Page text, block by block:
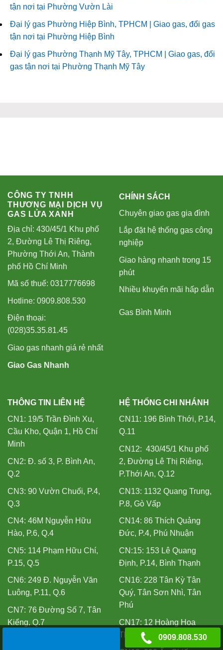
tận nơi tại Phường Vườn Lài
Đại lý gas Phường Hiệp Bình, TPHCM | Giao gas, đổi gas
tận nơi tại Phường Hiệp Bình
Đại lý gas Phường Thạnh Mỹ Tây, TPHCM | Giao gas, đổi
gas tận nơi tại Phường Thạnh Mỹ Tây
CÔNG TY TNHH
THƯƠNG MẠI DỊCH VỤ
GAS LỬA XANH
Địa chỉ: 430/45/1 Khu phố
2, Đường Lê Thị Riêng,
Phường Thới An, Thành
phố Hồ Chí Minh
Mã số thuế: 0317776698
Hotline: 0909.808.530
Điện thoại:
(028)35.35.81.45
Giao gas nhanh giá rẻ nhất
Giao Gas Nhanh
CHÍNH SÁCH
Chuyên giao gas gia đình
Lắp đặt hệ thống gas công
nghiệp
Giao hàng nhanh trong 15
phút
Nhiều khuyến mãi hấp dẫn
Gas Bình Minh
THÔNG TIN LIÊN HỆ
CN1: 19/5 Trần Đình Xu,
Cầu Kho, Quận 1, Hồ Chí
Minh
CN2: Đ. số 3, P. Bình An,
Q.2
CN3: 90 Vườn Chuối, P.4,
Q.3
CN4: 46M Nguyễn Hữu
Hào, P.6, Q.4
CN5: 114 Phạm Hữu Chí,
P.15, Q.5
CN6: 249 Đ. Nguyễn Văn
Luông, P.11, Q.6
CN7: 76 Đường Số 7, Tân
Kiểng, Q.7
HỆ THỐNG CHI NHÁNH
CN11: 196 Bình Thới, P.14,
Q.11
CN12: 430/45/1 Khu phố
2, Đường Lê Thị Riêng,
P.Thới An, Q.12
CN13: 1132 Quang Trung,
P.8, Gò Vấp
CN14: 86 Thích Quảng
Đức, P.4, Phú Nhuận
CN:15: 153 Lê Quang
Định, P.14, Bình Thạnh
CN16: 228 Tân Kỳ Tân
Quý, Tân Sơn Nhì, Tân
Phú
CN17: 12 Hoàng Hoa
Thám, P.12, Tân Bình
0909.808.530